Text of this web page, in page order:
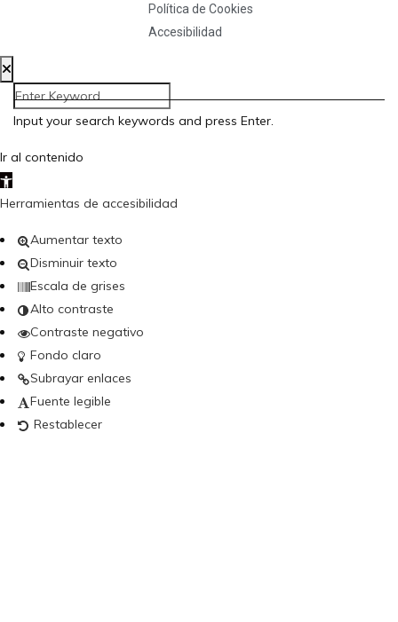
Política de Cookies
Accesibilidad
Input your search keywords and press Enter.
Ir al contenido
Abrir barra de herramientas
Herramientas de accesibilidad
Aumentar texto
Disminuir texto
Escala de grises
Alto contraste
Contraste negativo
Fondo claro
Subrayar enlaces
Fuente legible
Restablecer